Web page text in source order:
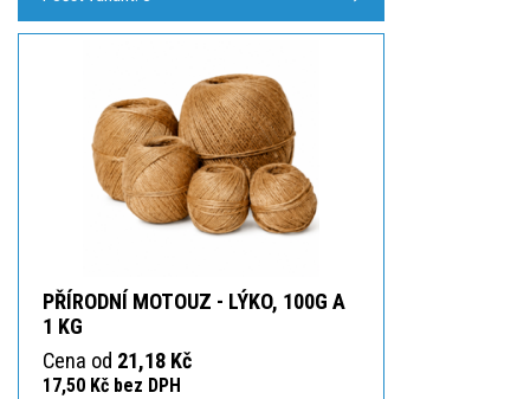
PŘÍRODNÍ MOTOUZ - LÝKO, 100G A
1 KG
Cena od 21,18 Kč
17,50 Kč bez DPH